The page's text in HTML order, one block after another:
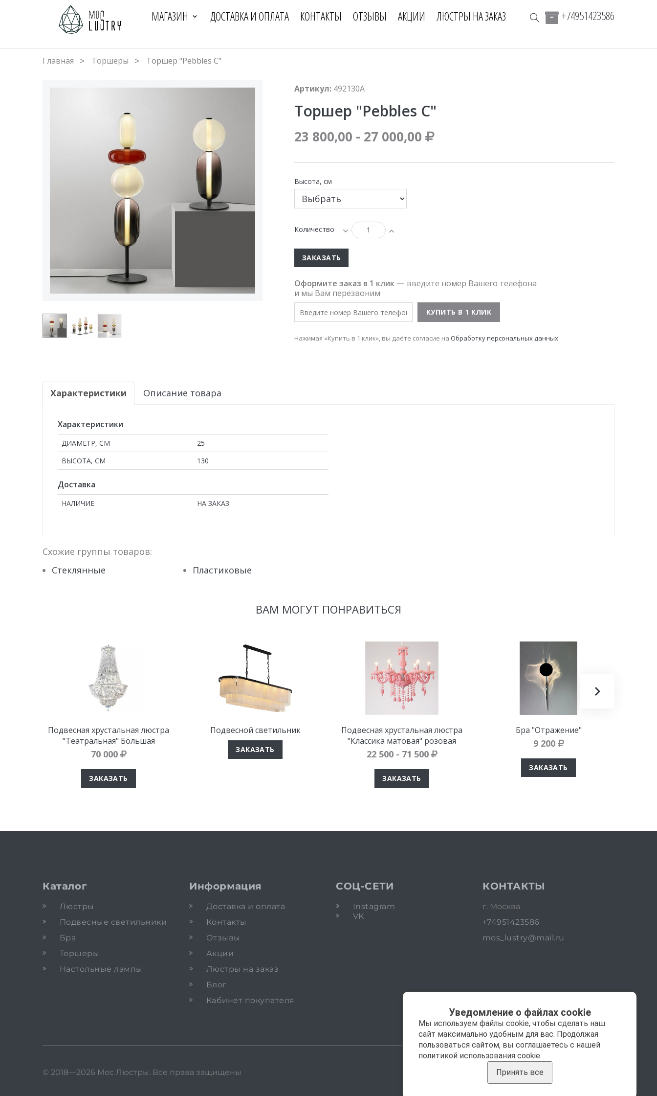
МАГАЗИН ДОСТАВКА И ОПЛАТА КОНТАКТЫ ОТЗЫВЫ АКЦИИ ЛЮСТРЫ НА ЗАКАЗ +74951423586
Главная Торшеры Торшер "Pebbles C"
Артикул: 492130A
Торшер "Pebbles C"
23 800,00 - 27 000,00
Высота, см
Количество
ЗАКАЗАТЬ
Оформите заказ в 1 клик — введите номер Вашего телефона
и мы Вам перезвоним
Нажимая «Купить в 1 клик», вы даёте согласие на Обработку персональных данных
Характеристики Описание товара
Характеристики
ДИАМЕТР, СМ
25
ВЫСОТА, СМ
130
Доставка
НАЛИЧИЕ НА ЗАКАЗ
Схожие группы товаров:
Стеклянные
Пластиковые
ВАМ МОГУТ ПОНРАВИТЬСЯ
Подвесная хрустальная люстра
"Театральная" Большая
70 000
ЗАКАЗАТЬ
Подвесной светильник
ЗАКАЗАТЬ
Подвесная хрустальная люстра
"Классика матовая" розовая
22 500 - 71 500
ЗАКАЗАТЬ
Бра "Отражение"
9 200
ЗАКАЗАТЬ
Каталог
Люстры
Подвесные светильники
Бра
Торшеры
Настольные лампы
Информация
Доставка и оплата
Контакты
Отзывы
Акции
Люстры на заказ
Блог
Кабинет покупателя
СОЦ-СЕТИ
Instagram
VK
КОНТАКТЫ
г. Москва
+74951423586
mos_lustry@mail.ru
© 2018—2026 Мос Люстры. Все права защищены
Уведомление о файлах cookie
Мы используем файлы cookie, чтобы сделать наш
сайт максимально удобным для вас. Продолжая
пользоваться сайтом, вы соглашаетесь с нашей
политикой использования cookie.
Принять все